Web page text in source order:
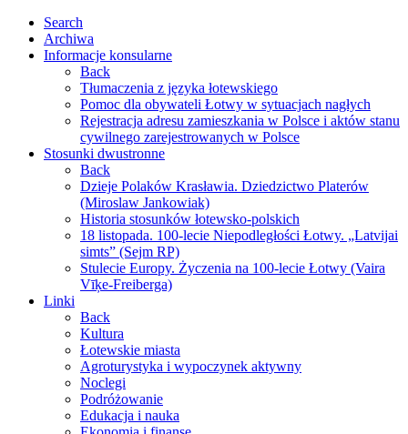
Search
Archiwa
Informacje konsularne
Back
Tłumaczenia z języka łotewskiego
Pomoc dla obywateli Łotwy w sytuacjach nagłych
Rejestracja adresu zamieszkania w Polsce i aktów stanu
cywilnego zarejestrowanych w Polsce
Stosunki dwustronne
Back
Dzieje Polaków Krasławia. Dziedzictwo Platerów
(Miroslaw Jankowiak)
Historia stosunków łotewsko-polskich
18 listopada. 100-lecie Niepodległości Łotwy. „Latvijai
simts” (Sejm RP)
Stulecie Europy. Życzenia na 100-lecie Łotwy (Vaira
Vīķe-Freiberga)
Linki
Back
Kultura
Łotewskie miasta
Agroturystyka i wypoczynek aktywny
Noclegi
Podróżowanie
Edukacja i nauka